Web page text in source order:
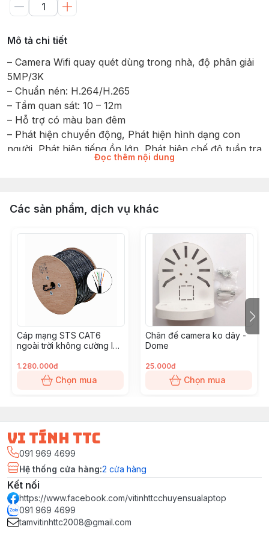
Mô tả chi tiết
– Camera Wifi quay quét dùng trong nhà, độ phân giải
5MP/3K
– Chuẩn nén: H.264/H.265
– Tầm quan sát: 10 – 12m
– Hỗ trợ có màu ban đêm
– Phát hiện chuyển động, Phát hiện hình dạng con
người, Phát hiện tiếng ồn lớn, Phát hiện chế độ tuần tra
– Đàm thoại 2 chiều, Bấm để gọi về APP
Đọc thêm nội dung
Các sản phẩm, dịch vụ khác
Cáp mạng STS CAT6
ngoài trời không cường lực
1.280.000đ
Chọn mua
Chân đế camera ko dây -
Dome
25.000đ
Chọn mua
vi tính ttc
091 969 4699
Hệ thống cửa hàng:2 cửa hàng
Kết nối
https://www.facebook.com/vitinhttcchuyensualaptop
091 969 4699
tamvitinhttc2008@gmail.com